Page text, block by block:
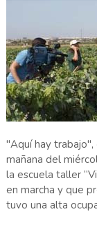
"Aquí hay trabajo",
mañana del
la escuela taller
en marcha y que
tuvo una alta